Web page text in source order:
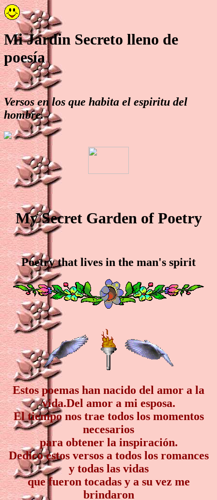
Mi Jardin Secreto lleno de
poesía
Versos en los que habita el espiritu del
hombre.
My Secret Garden of Poetry
Poetry that lives in the man's spirit
Estos poemas han nacido del amor a la
vida.Del amor a mi esposa.
El tiempo nos trae todos los momentos
necesarios
para obtener la inspiración.
Dedico estos versos a todos los romances
y todas las vidas
que fueron tocadas y a su vez me
brindaron